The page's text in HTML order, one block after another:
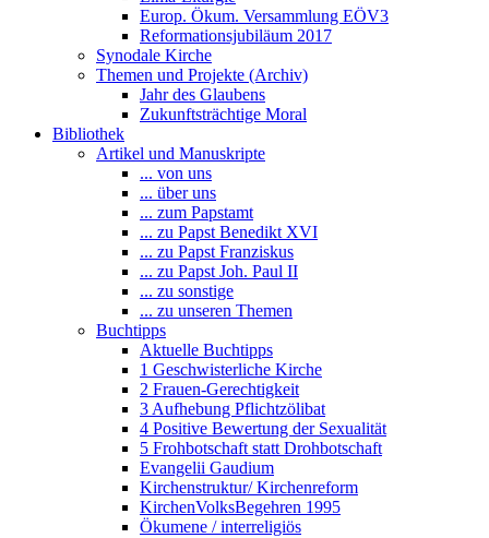
Europ. Ökum. Versammlung EÖV3
Reformationsjubiläum 2017
Synodale Kirche
Themen und Projekte (Archiv)
Jahr des Glaubens
Zukunftsträchtige Moral
Bibliothek
Artikel und Manuskripte
... von uns
... über uns
... zum Papstamt
... zu Papst Benedikt XVI
... zu Papst Franziskus
... zu Papst Joh. Paul II
... zu sonstige
... zu unseren Themen
Buchtipps
Aktuelle Buchtipps
1 Geschwisterliche Kirche
2 Frauen-Gerechtigkeit
3 Aufhebung Pflichtzölibat
4 Positive Bewertung der Sexualität
5 Frohbotschaft statt Drohbotschaft
Evangelii Gaudium
Kirchenstruktur/ Kirchenreform
KirchenVolksBegehren 1995
Ökumene / interreligiös